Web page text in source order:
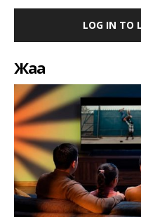
LOG IN TO
Жаңа